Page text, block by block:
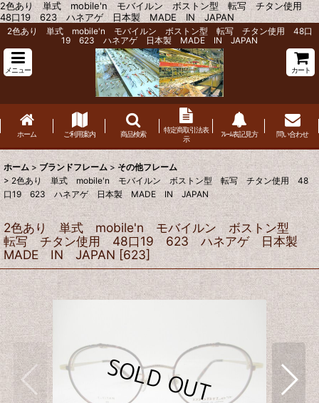
2色あり 単式 mobile'n モバイルン ボストン型 転写 チタン使用
48口19 623 ハネアゲ 日本製 MADE IN JAPAN
2色あり 単式 mobile'n モバイルン ボストン型 転写 チタン使用 48口
19 623 ハネアゲ 日本製 MADE IN JAPAN
メニュー カート
ホーム ご利用案内 商品検索
特定商取引法表
示
ﾌﾚｰﾑ表記見方 問い合わせ
ホーム > ブランドフレーム > その他フレーム
> 2色あり 単式 mobile'n モバイルン ボストン型 転写 チタン使用 48
口19 623 ハネアゲ 日本製 MADE IN JAPAN
2色あり 単式 mobile'n モバイルン ボストン型
転写 チタン使用 48口19 623 ハネアゲ 日本製
MADE IN JAPAN [623]